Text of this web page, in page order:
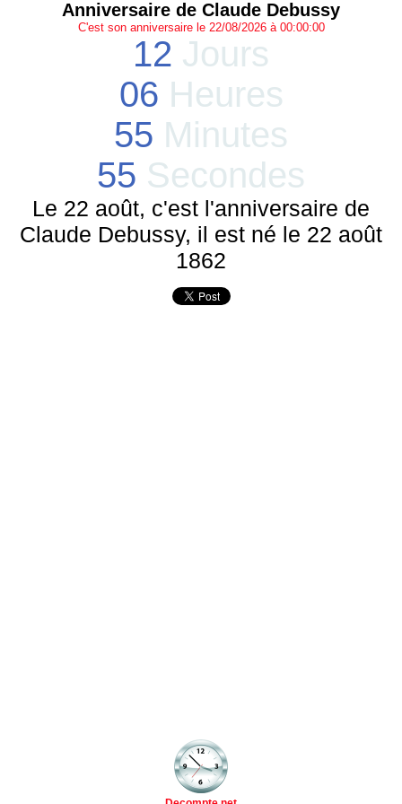
Anniversaire de Claude Debussy
C'est son anniversaire le 22/08/2026 à 00:00:00
12 Jours
06 Heures
55 Minutes
55 Secondes
Le 22 août, c'est l'anniversaire de
Claude Debussy, il est né le 22 août
1862